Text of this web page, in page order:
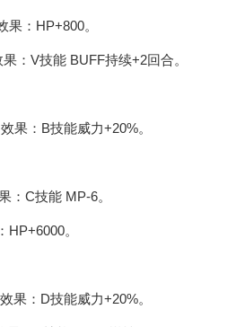
：HP+800。
：V技能 BUFF持续+2回合。
：B技能威力+20%。
C技能 MP-6。
。
：D技能威力+20%。